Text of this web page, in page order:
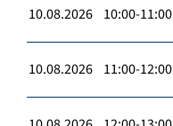
10.08.2026 10:00-11:00
10.08.2026 11:00-12:00